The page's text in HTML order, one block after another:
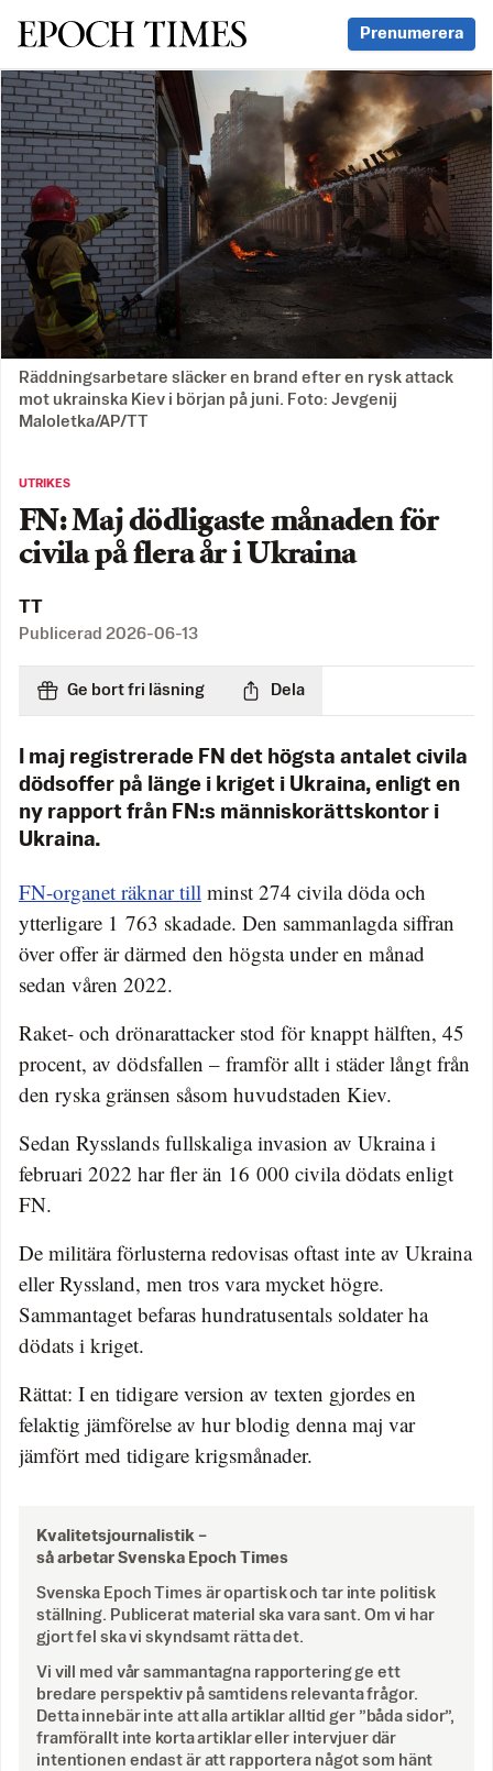
Svenska Epoch Times Prenumerera
Räddningsarbetare släcker en brand efter en rysk attack
mot ukrainska Kiev i början på juni. Foto: Jevgenij
Maloletka/AP/TT
UTRIKES
FN: Maj dödligaste månaden för
civila på flera år i Ukraina
TT
Publicerad 2026-06-13
Ge bort fri läsning Dela
I maj registrerade FN det högsta antalet civila
dödsoffer på länge i kriget i Ukraina, enligt en
ny rapport från FN:s människorättskontor i
Ukraina.
FN-organet räknar till minst 274 civila döda och
ytterligare 1 763 skadade. Den sammanlagda siffran
över offer är därmed den högsta under en månad
sedan våren 2022.
Raket- och drönarattacker stod för knappt hälften, 45
procent, av dödsfallen – framför allt i städer långt från
den ryska gränsen såsom huvudstaden Kiev.
Sedan Rysslands fullskaliga invasion av Ukraina i
februari 2022 har fler än 16 000 civila dödats enligt
FN.
De militära förlusterna redovisas oftast inte av Ukraina
eller Ryssland, men tros vara mycket högre.
Sammantaget befaras hundratusentals soldater ha
dödats i kriget.
Rättat: I en tidigare version av texten gjordes en
felaktig jämförelse av hur blodig denna maj var
jämfört med tidigare krigsmånader.
Kvalitetsjournalistik –
så arbetar Svenska Epoch Times
Svenska Epoch Times är opartisk och tar inte politisk
ställning. Publicerat material ska vara sant. Om vi har
gjort fel ska vi skyndsamt rätta det.
Vi vill med vår sammantagna rapportering ge ett
bredare perspektiv på samtidens relevanta frågor.
Detta innebär inte att alla artiklar alltid ger ”båda sidor”,
framförallt inte korta artiklar eller intervjuer där
intentionen endast är att rapportera något som hänt